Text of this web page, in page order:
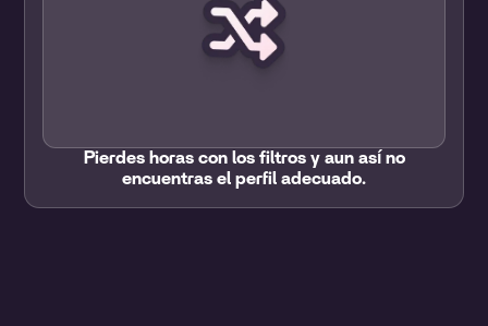
Pierdes horas con los filtros y aun así no
encuentras el perfil adecuado.